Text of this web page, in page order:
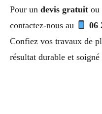
Pour un devis gratuit ou
contactez-nous au
06
Confiez vos travaux de
résultat durable et soigné